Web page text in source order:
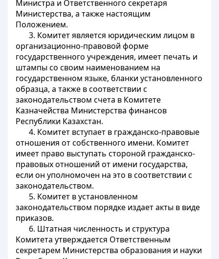
Министра и Ответственного секретаря
Министерства, а также настоящим
Положением.
3. Комитет является юридическим лицом в
организационно-правовой форме
государственного учреждения, имеет печать и
штампы со своим наименованием на
государственном языке, бланки установленного
образца, а также в соответствии с
законодательством счета в Комитете
Казначейства Министерства финансов
Республики Казахстан.
4. Комитет вступает в гражданско-правовые
отношения от собственного имени. Комитет
имеет право выступать стороной гражданско-
правовых отношений от имени государства,
если он уполномочен на это в соответствии с
законодательством.
5. Комитет в установленном
законодательством порядке издает акты в виде
приказов.
6. Штатная численность и структура
Комитета утверждается Ответственным
секретарем Министерства образования и науки